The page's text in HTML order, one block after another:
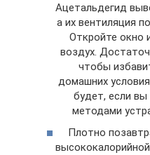
Ацетальдегид
а их вентиляция
Откройте окно
воздух.
чтобы
домашних
будет, если вы
методами
Плотно